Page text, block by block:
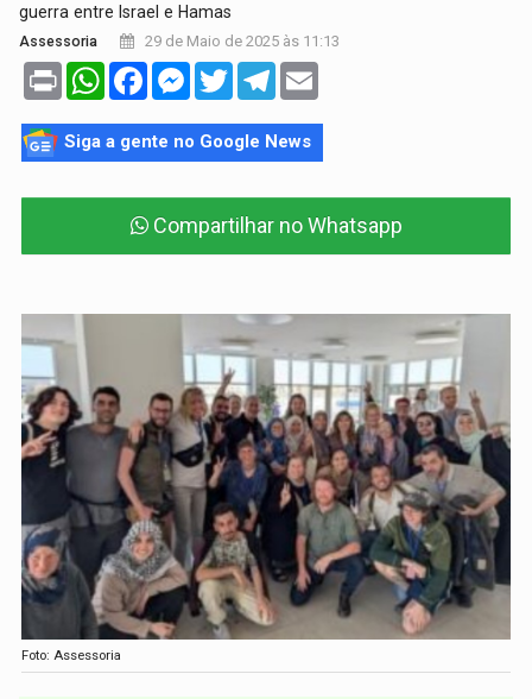
guerra entre Israel e Hamas
Assessoria 29 de Maio de 2025 às 11:13
Print WhatsAppFacebookMessenger
TwitterTelegram
Siga a gente no Google News
Compartilhar no Whatsapp
Foto: Assessoria